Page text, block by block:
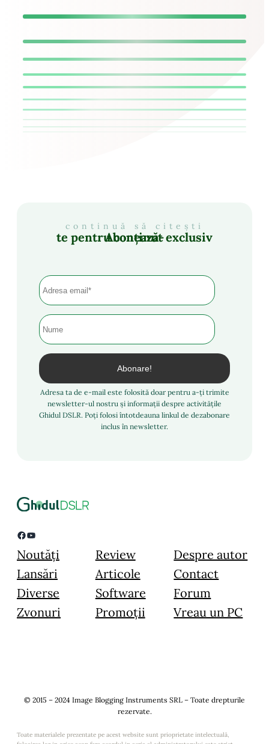
continuă să citești
Abonează-te pentru conținut exclusiv
Adresa ta de e-mail este folosită doar pentru a-ți trimite
newsletter-ul nostru și informații despre activitățile
Ghidul DSLR. Poți folosi întotdeauna linkul de dezabonare
inclus în newsletter.
Facebook YouTube
Noutăți
Lansări
Diverse
Zvonuri
Review
Articole
Software
Promoții
Despre autor
Contact
Forum
Vreau un PC
© 2015 – 2024 Image Blogging Instruments SRL – Toate drepturile
rezervate.
Toate materialele prezentate pe acest website sunt prioprietate intelectuală,